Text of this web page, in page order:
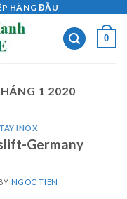
HÀNG ĐẦU
0
1 2020
INOX
Germany
NGOC TIEN